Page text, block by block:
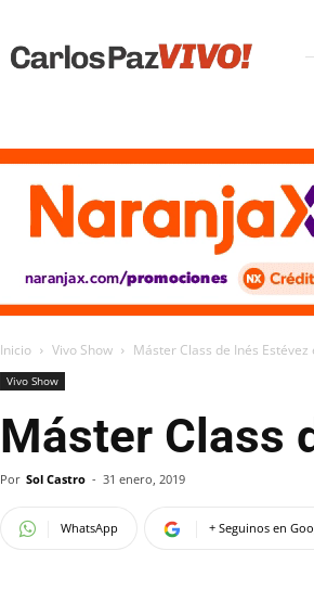
Vivo
Inicio Vivo Show Máster Class de Inés Estévez
Vivo Show
Máster Class
Por Sol Castro - 31 enero, 2019
WhatsApp + Seguinos en